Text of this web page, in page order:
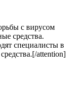
с вирусом
средства.
специалисты в
attention]